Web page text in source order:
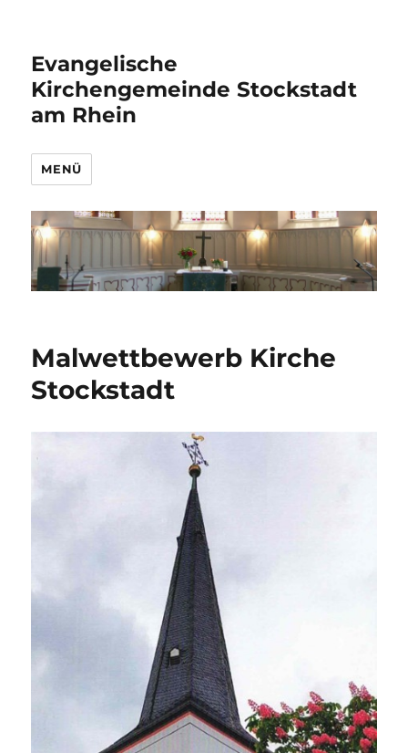
Evangelische
Kirchengemeinde Stockstadt
am Rhein
MENÜ
Malwettbewerb Kirche
Stockstadt